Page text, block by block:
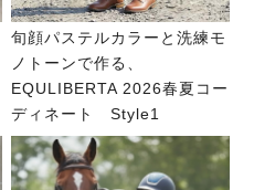
旬顔パステルカラーと洗練モ
ノトーンで作る、
EQULIBERTA 2026春夏コー
ディネート Style1